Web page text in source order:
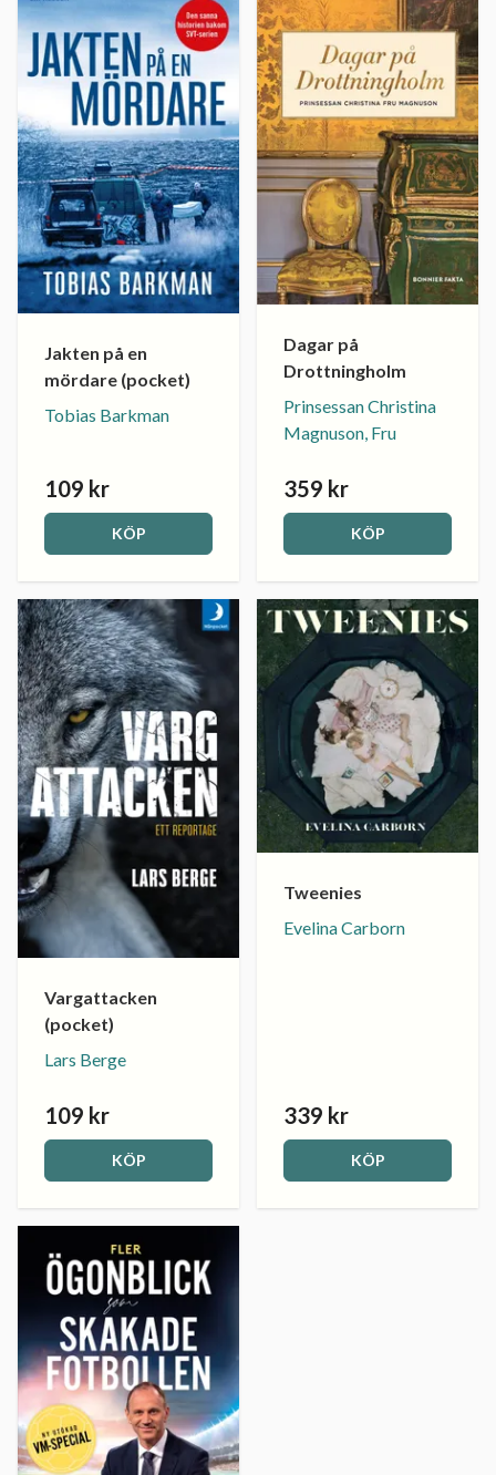
Jakten på en
mördare (pocket)
Tobias Barkman
109 kr
KÖP
Dagar på
Drottningholm
Prinsessan Christina
Magnuson, Fru
359 kr
KÖP
Vargattacken
(pocket)
Lars Berge
109 kr
KÖP
Tweenies
Evelina Carborn
339 kr
KÖP